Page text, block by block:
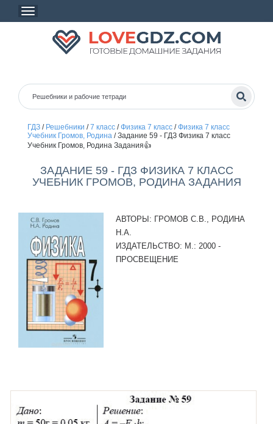
ГДЗ/ Решебники /7 класс/Физика 7 класс/Физика 7 класс
Учебник Громов, Родина/Задание 59 - ГДЗ Физика 7 класс
Учебник Громов, Родина Задания👍
ЗАДАНИЕ 59 - ГДЗ ФИЗИКА 7 КЛАСС
УЧЕБНИК ГРОМОВ, РОДИНА ЗАДАНИЯ
АВТОРЫ: ГРОМОВ С.В., РОДИНА
Н.А.
ИЗДАТЕЛЬСТВО: М.: 2000 -
ПРОСВЕЩЕНИЕ